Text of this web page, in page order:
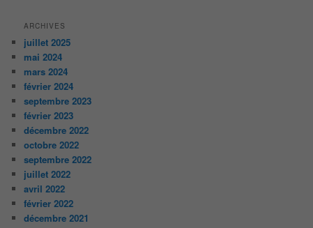
ARCHIVES
juillet 2025
mai 2024
mars 2024
février 2024
septembre 2023
février 2023
décembre 2022
octobre 2022
septembre 2022
juillet 2022
avril 2022
février 2022
décembre 2021